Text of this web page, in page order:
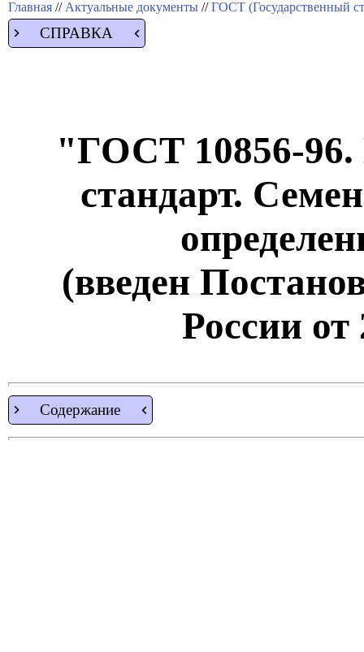
Главная // Актуальные документы //ГОСТ (Государственный
СПРАВКА
"ГОСТ 10856-96.
стандарт.
(введен
России от
Содержание